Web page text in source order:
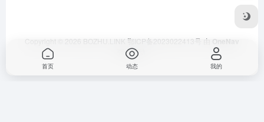
Copyright © 2026 BOZHU.LINK 鄂ICP备2023022413号 由 OneNav
强力驱动
首页 动态 我的